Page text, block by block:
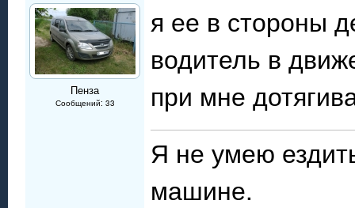
Пенза
Сообщений: 33
я ее в стороны
водитель в
при мне
Я не умею
машине.